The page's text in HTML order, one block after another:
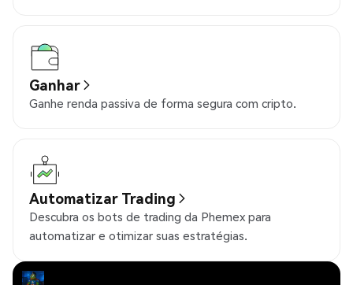
Ganhar
Ganhe renda passiva de forma segura com cripto.
Automatizar Trading
Descubra os bots de trading da Phemex para
automatizar e otimizar suas estratégias.